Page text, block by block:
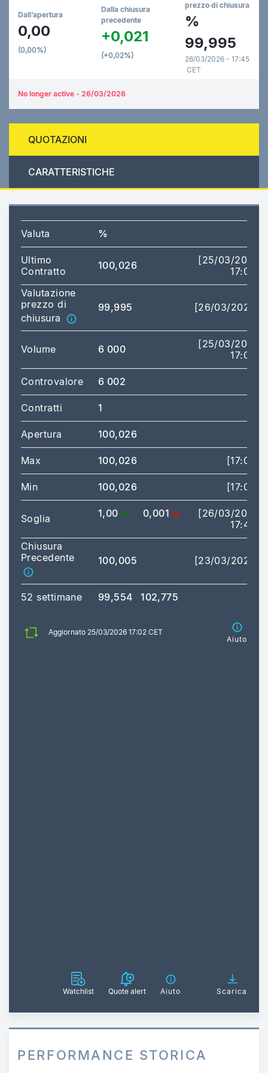
Dall’apertura
0,00
(0,00%)
Dalla chiusura
precedente
+0,021
(+0,02%)
prezzo di chiusura
%
99,995
26/03/2026 - 17:45
CET
No longer active - 26/03/2026
QUOTAZIONI
CARATTERISTICHE
Valuta %
Ultimo
Contratto
100,026
[25/03/2026
17:02]
Valutazione
prezzo di
chiusura
99,995 [26/03/2026]
Volume 6 000
[25/03/2026
17:02]
Controvalore 6 002
Contratti 1
Apertura 100,026
Max 100,026 [17:02]
Min 100,026 [17:02]
Soglia 1,00 0,001
[26/03/2026
17:40]
Chiusura
Precedente
100,005 [23/03/2026]
52 settimane 99,554 102,775
Aggiornato 25/03/2026 17:02 CET
Aiuto
Watchlist Quote alert Aiuto Scarica
PERFORMANCE STORICA